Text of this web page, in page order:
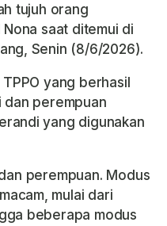
tujuh orang
saat ditemui di
Senin (8/6/2026).
yang berhasil
perempuan
yang digunakan
perempuan. Modus
mulai dari
beberapa modus